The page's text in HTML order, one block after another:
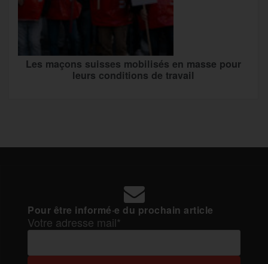
Les maçons suisses mobilisés en masse pour
leurs conditions de travail
Pour être informé·e du prochain article
Votre adresse mail*